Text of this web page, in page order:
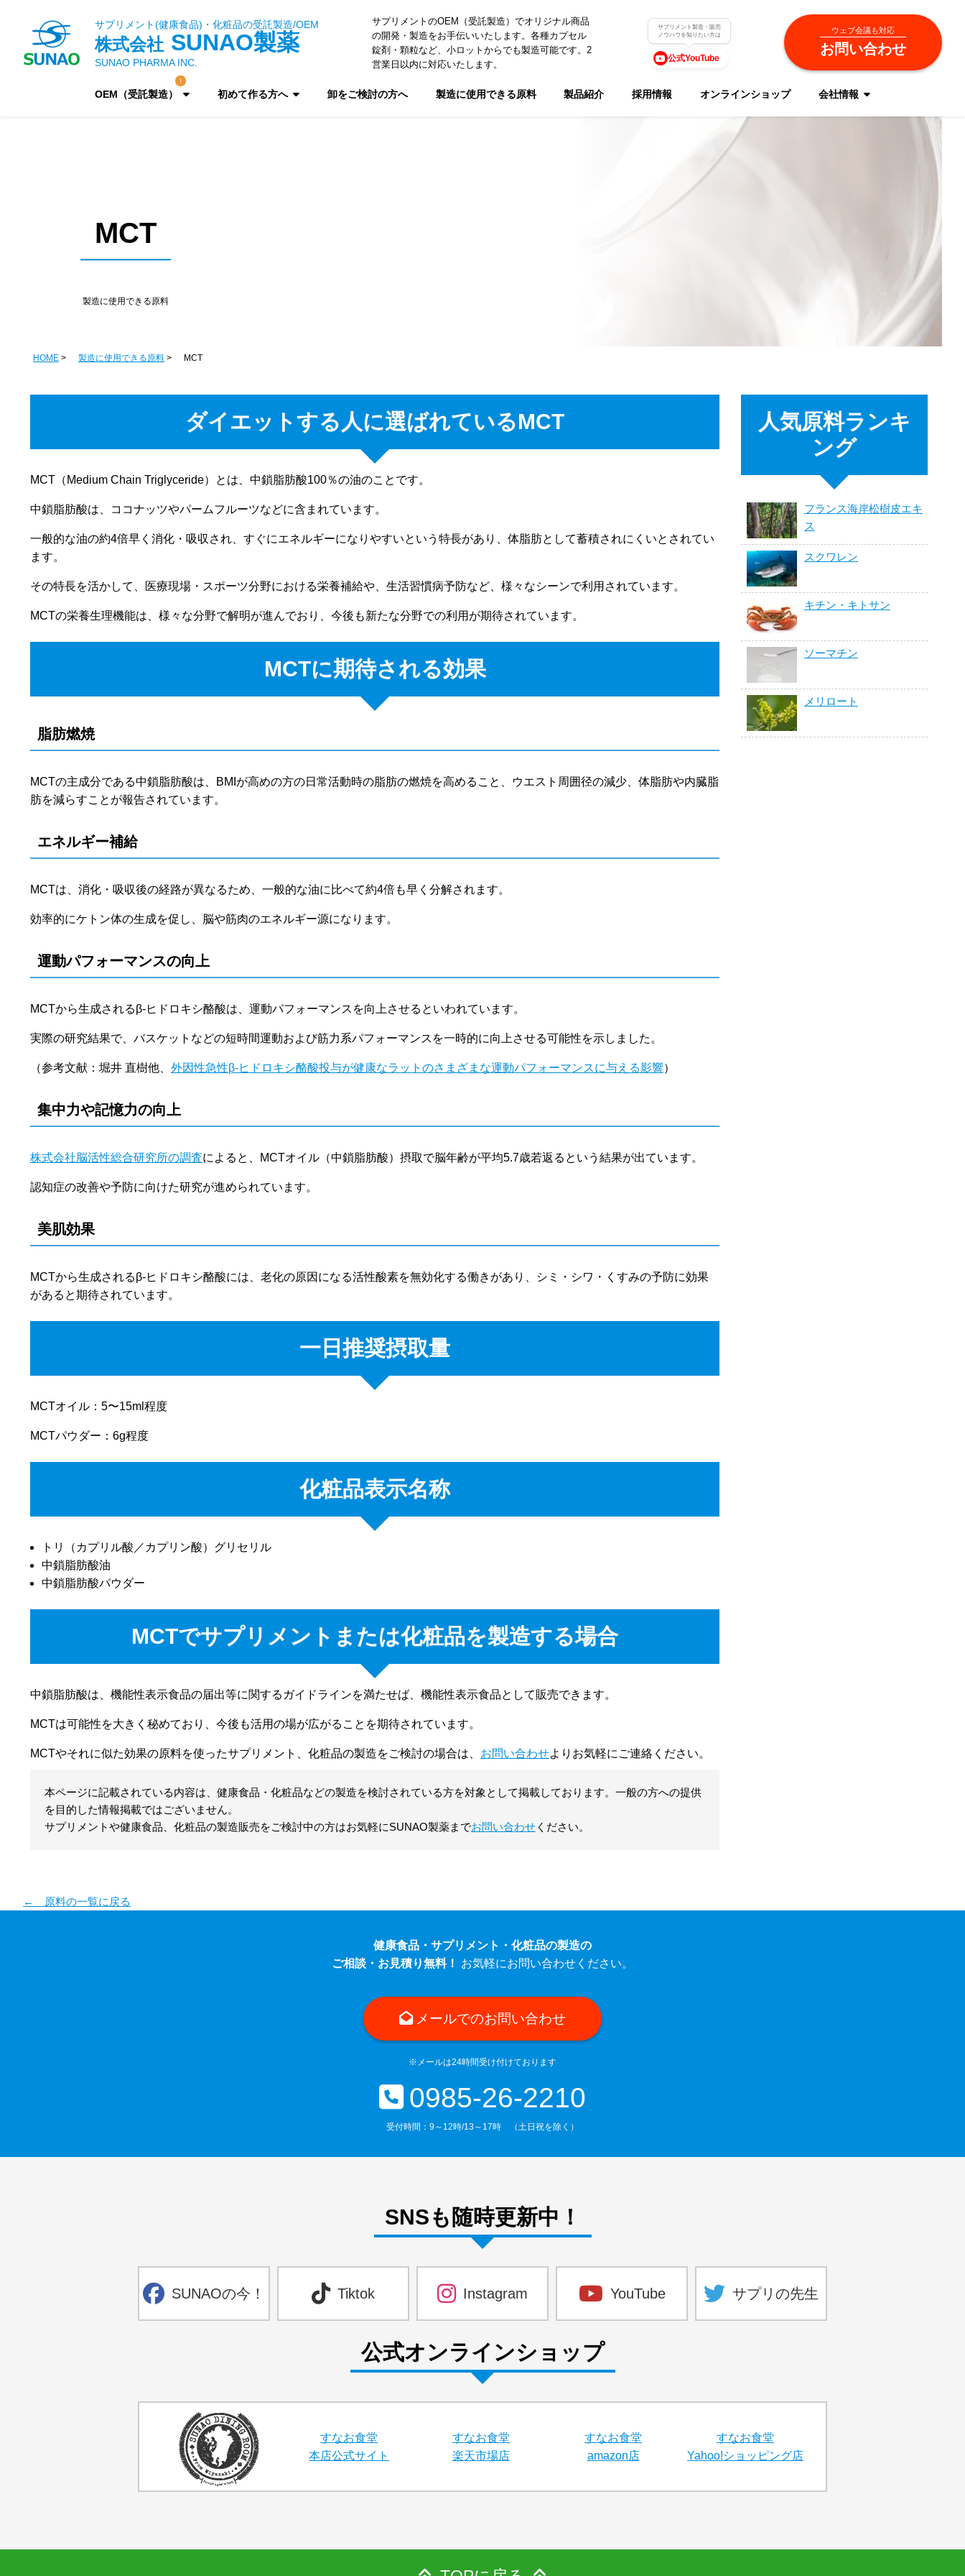
株式会社 SUNAO製薬
サプリメント(健康食品)・化粧品の受託製造/OEM
SUNAO PHARMA INC.
サプリメントのOEM（受託製造）でオリジナル商品
の開発・製造をお手伝いいたします。各種カプセル
錠剤・顆粒など、小ロットからでも製造可能です。2
営業日以内に対応いたします。
サプリメント製造・販売
ノウハウを知りたい方は
公式YouTube
ウェブ会議も対応
お問い合わせ
OEM（受託製造） 初めて作る方へ 卸をご検討の方へ 製造に使用できる原料 製品紹介 採用情報 オンラインショップ 会社情報
MCT
製造に使用できる原料
HOME 製造に使用できる原料 MCT
ダイエットする人に選ばれているMCT
MCT（Medium Chain Triglyceride）とは、中鎖脂肪酸100％の油のことです。
中鎖脂肪酸は、ココナッツやパームフルーツなどに含まれています。
一般的な油の約4倍早く消化・吸収され、すぐにエネルギーになりやすいという特長があり、体脂肪として蓄積されにくいとされてい
ます。
その特長を活かして、医療現場・スポーツ分野における栄養補給や、生活習慣病予防など、様々なシーンで利用されています。
MCTの栄養生理機能は、様々な分野で解明が進んでおり、今後も新たな分野での利用が期待されています。
MCTに期待される効果
脂肪燃焼
MCTの主成分である中鎖脂肪酸は、BMIが高めの方の日常活動時の脂肪の燃焼を高めること、ウエスト周囲径の減少、体脂肪や内臓脂
肪を減らすことが報告されています。
エネルギー補給
MCTは、消化・吸収後の経路が異なるため、一般的な油に比べて約4倍も早く分解されます。
効率的にケトン体の生成を促し、脳や筋肉のエネルギー源になります。
運動パフォーマンスの向上
MCTから生成されるβ-ヒドロキシ酪酸は、運動パフォーマンスを向上させるといわれています。
実際の研究結果で、バスケットなどの短時間運動および筋力系パフォーマンスを一時的に向上させる可能性を示しました。
（参考文献：堀井 直樹他、 外因性急性β-ヒドロキシ酪酸投与が健康なラットのさまざまな運動パフォーマンスに与える影響）
集中力や記憶力の向上
株式会社脳活性総合研究所の調査によると、MCTオイル（中鎖脂肪酸）摂取で脳年齢が平均5.7歳若返るという結果が出ています。
認知症の改善や予防に向けた研究が進められています。
美肌効果
MCTから生成されるβ‐ヒドロキシ酪酸には、老化の原因になる活性酸素を無効化する働きがあり、シミ・シワ・くすみの予防に効果
があると期待されています。
一日推奨摂取量
MCTオイル：5〜15ml程度
MCTパウダー：6g程度
化粧品表示名称
トリ（カプリル酸／カプリン酸）グリセリル
中鎖脂肪酸油
中鎖脂肪酸パウダー
MCTでサプリメントまたは化粧品を製造する場合
中鎖脂肪酸は、機能性表示食品の届出等に関するガイドラインを満たせば、機能性表示食品として販売できます。
MCTは可能性を大きく秘めており、今後も活用の場が広がることを期待されています。
MCTやそれに似た効果の原料を使ったサプリメント、化粧品の製造をご検討の場合は、 お問い合わせよりお気軽にご連絡ください。
本ページに記載されている内容は、健康食品・化粧品などの製造を検討されている方を対象として掲載しております。一般の方への提供
を目的した情報掲載ではございません。
サプリメントや健康食品、化粧品の製造販売をご検討中の方はお気軽にSUNAO製薬までお問い合わせ ください。
人気原料ランキ
ング
フランス海岸松樹皮エキ
ス
スクワレン
キチン・キトサン
ソーマチン
メリロート
← 原料の一覧に戻る
健康食品・サプリメント・化粧品の製造の
ご相談・お見積り無料！
お気軽にお問い合わせください。
メールでのお問い合わせ
※メールは24時間受け付けております
0985-26-2210
受付時間：9～12時/13～17時 （土日祝を除く）
SNSも随時更新中！
SUNAOの今！ Tiktok Instagram YouTube サプリの先生
公式オンラインショップ
すなお食堂
本店公式サイト
すなお食堂
楽天市場店
すなお食堂
amazon店
すなお食堂
Yahoo!ショッピング店